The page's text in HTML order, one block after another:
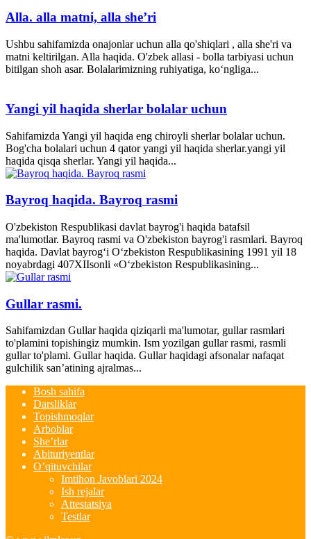
Alla. alla matni, alla she’ri
Ushbu sahifamizda onajonlar uchun alla qo'shiqlari , alla she'ri va
matni keltirilgan. Alla haqida. O'zbek allasi - bolla tarbiyasi uchun
bitilgan shoh asar. Bolalarimizning ruhiyatiga, ko‘ngliga...
Yangi yil haqida sherlar bolalar uchun
Sahifamizda Yangi yil haqida eng chiroyli sherlar bolalar uchun.
Bog'cha bolalari uchun 4 qator yangi yil haqida sherlar.yangi yil
haqida qisqa sherlar. Yangi yil haqida...
Bayroq haqida. Bayroq rasmi
O'zbekiston Respublikasi davlat bayrog'i haqida batafsil
ma'lumotlar. Bayroq rasmi va O'zbekiston bayrog'i rasmlari. Bayroq
haqida. Davlat bayrog‘i O‘zbekiston Respublikasining 1991 yil 18
noyabrdagi 407­XII­sonli «O‘zbekiston Respublikasining...
Gullar rasmi.
Sahifamizdan Gullar haqida qiziqarli ma'lumotar, gullar rasmlari
to'plamini topishingiz mumkin. Ism yozilgan gullar rasmi, rasmli
gullar to'plami. Gullar haqida. Gullar haqidagi afsonalar nafaqat
gulchilik san’atining ajralmas...
Bosh sahifa
Darsliklar
Topishmoqlar
Arboblar
She’rlar
Abituriyentlar
O’qituvchilar
Imtihon Javoblari 2024
Ish rejalar
Attestatsiya
Testlar